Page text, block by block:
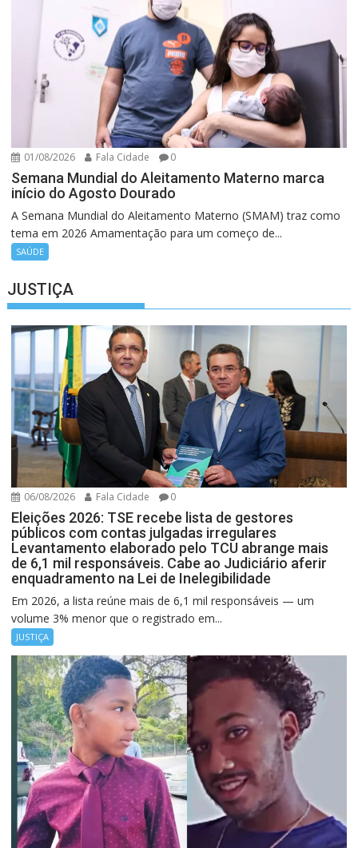
01/08/2026 Fala Cidade 0
Semana Mundial do Aleitamento Materno marca
início do Agosto Dourado
A Semana Mundial do Aleitamento Materno (SMAM) traz como
tema em 2026 Amamentação para um começo de...
SAÚDE
JUSTIÇA
06/08/2026 Fala Cidade 0
Eleições 2026: TSE recebe lista de gestores
públicos com contas julgadas irregulares
Levantamento elaborado pelo TCU abrange mais
de 6,1 mil responsáveis. Cabe ao Judiciário aferir
enquadramento na Lei de Inelegibilidade
Em 2026, a lista reúne mais de 6,1 mil responsáveis — um
volume 3% menor que o registrado em...
JUSTIÇA